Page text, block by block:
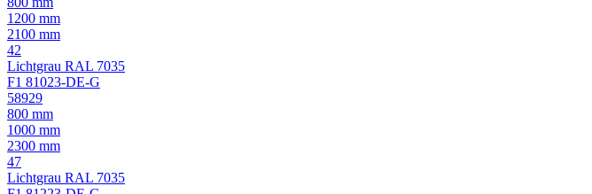
1200 mm
2100 mm
42
Lichtgrau RAL 7035
F1 81023-DE-G
58929
800 mm
1000 mm
2300 mm
47
Lichtgrau RAL 7035